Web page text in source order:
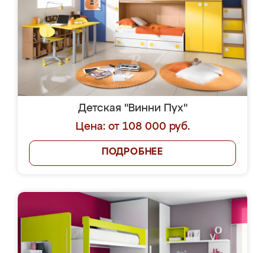
Детская "Винни Пух"
Цена: от 108 000 руб.
ПОДРОБНЕЕ